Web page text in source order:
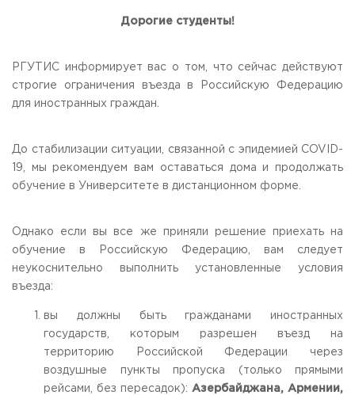
Работа с лицами с ОВЗ и инвалидами
Научная деятельность
системе ВО
Федеральное учебно-методическое объединение в
Конкурс ППС
Сведения об образовательной организации
АДРЕС
ТЕЛЕФОНЫ
+7 (495) 940 83 00
obrashenia@rguts.ru
priem@rguts.ru - Приемная комиссия
пн-чт: с 09:00 до 18:00;
Приемная комиссия
пн-пт: с 10:00 до 17:00;
Дорогие студенты!
РГУТИС информирует вас о том, что сейчас действуют
строгие ограничения въезда в Российскую Федерацию
для иностранных граждан.
До стабилизации ситуации, связанной с эпидемией COVID-
19, мы рекомендуем вам оставаться дома и продолжать
обучение в Университете в дистанционном форме.
Однако если вы все же приняли решение приехать на
обучение в Российскую Федерацию, вам следует
неукоснительно выполнить установленные условия
въезда:
вы должны быть гражданами иностранных
государств, которым разрешен въезд на
территорию Российской Федерации через
воздушные пункты пропуска (только прямыми
рейсами, без пересадок): Азербайджана, Армении,